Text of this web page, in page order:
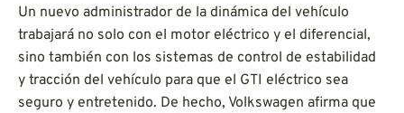
Un nuevo administrador de la dinámica del vehículo
trabajará no solo con el motor eléctrico y el diferencial,
sino también con los sistemas de control de estabilidad
y tracción del vehículo para que el GTI eléctrico sea
seguro y entretenido. De hecho, Volkswagen afirma que